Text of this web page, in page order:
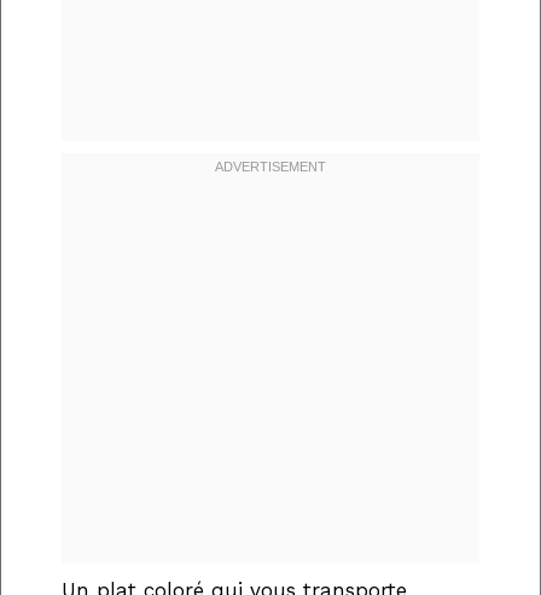
Un plat coloré qui vous transporte